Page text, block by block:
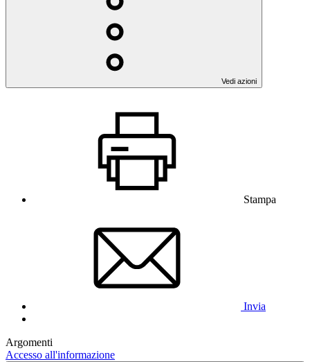
Vedi azioni
Stampa
Invia
Argomenti
Accesso all'informazione